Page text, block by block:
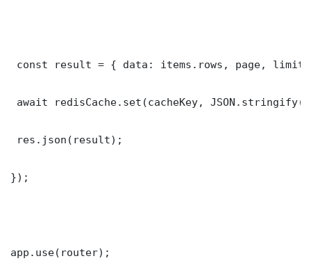
const result = { data: items.rows, page,
await redisCache.set(cacheKey,
res.json(result);
});
app.use(router);